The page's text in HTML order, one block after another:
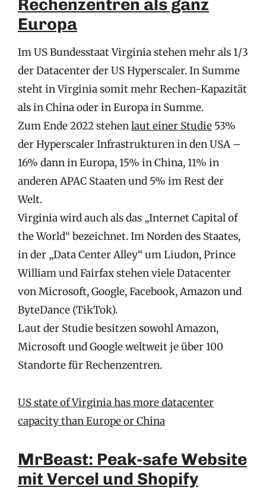
Rechenzentren als ganz
Europa
Im US Bundesstaat Virginia stehen mehr als 1/3
der Datacenter der US Hyperscaler. In Summe
steht in Virginia somit mehr Rechen-Kapazität
als in China oder in Europa in Summe.
Zum Ende 2022 stehenlaut einer Studie 53%
der Hyperscaler Infrastrukturen in den USA –
16% dann in Europa, 15% in China, 11% in
anderen APAC Staaten und 5% im Rest der
Welt.
Virginia wird auch als das „Internet Capital of
the World“ bezeichnet. Im Norden des Staates,
in der „Data Center Alley“ um Liudon, Prince
William und Fairfax stehen viele Datacenter
von Microsoft, Google, Facebook, Amazon und
ByteDance (TikTok).
Laut der Studie besitzen sowohl Amazon,
Microsoft und Google weltweit je über 100
Standorte für Rechenzentren.
US state of Virginia has more datacenter
capacity than Europe or China
MrBeast: Peak-safe Website
mit Vercel und Shopify